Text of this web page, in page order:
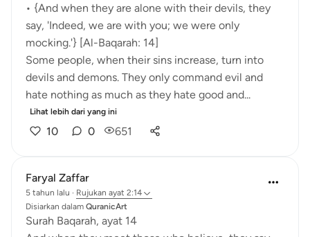
• {And when they are alone with their devils, they
say, 'Indeed, we are with you; we were only
mocking.'} [Al-Baqarah: 14]
Some people, when their sins increase, turn into
devils and demons. They only command evil and
hate nothing as much as they hate good and...
Lihat lebih dari yang ini
10 0 651
Faryal Zaffar
5 tahun lalu · Rujukan ayat 2:14
Disiarkan dalam QuranicArt
Surah Baqarah, ayat 14